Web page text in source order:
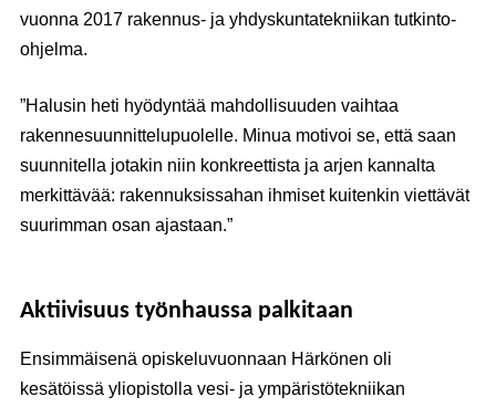
vuonna 2017 rakennus- ja yhdyskuntatekniikan tutkinto-
ohjelma.
”Halusin heti hyödyntää mahdollisuuden vaihtaa
rakennesuunnittelupuolelle. Minua motivoi se, että saan
suunnitella jotakin niin konkreettista ja arjen kannalta
merkittävää: rakennuksissahan ihmiset kuitenkin viettävät
suurimman osan ajastaan.”
Aktiivisuus työnhaussa palkitaan
Ensimmäisenä opiskeluvuonnaan Härkönen oli
kesätöissä yliopistolla vesi- ja ympäristötekniikan